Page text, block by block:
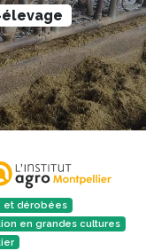
et dérobées
en grandes cultures